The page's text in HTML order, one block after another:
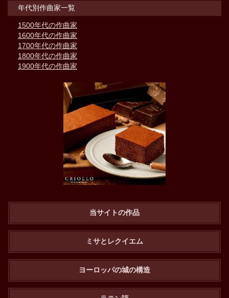
年代別作曲家一覧
1500年代の作曲家
1600年代の作曲家
1700年代の作曲家
1800年代の作曲家
1900年代の作曲家
当サイトの作品
ミサとレクイエム
ヨーロッパの城の構造